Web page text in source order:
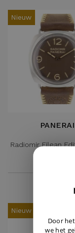
Nieuw
PANERAI
Radiomir Eilean
Nieuw
Door
we het